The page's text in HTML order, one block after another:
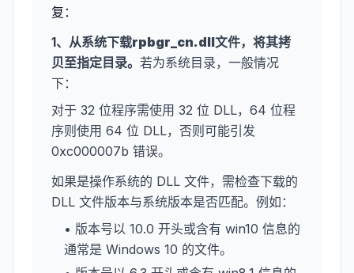
复：
1、从系统下载rpbgr_cn.dll文件，将其拷
贝至指定目录。 若为系统目录，一般情况
下：
对于 32 位程序需使用 32 位 DLL，64 位程
序则使用 64 位 DLL，否则可能引发
0xc000007b 错误。
如果是操作系统的 DLL 文件，需检查下载的
DLL 文件版本与系统版本是否匹配。例如：
• 版本号以 10.0 开头或含有 win10 信息的
通常是 Windows 10 的文件。